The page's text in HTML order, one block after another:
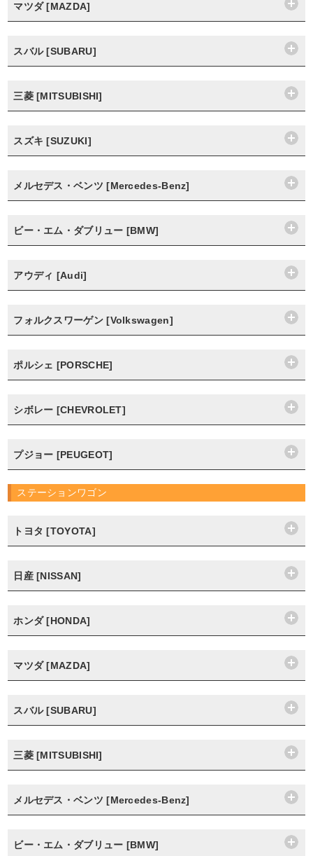
マツダ [MAZDA]
スバル [SUBARU]
三菱 [MITSUBISHI]
スズキ [SUZUKI]
メルセデス・ベンツ [Mercedes-Benz]
ビー・エム・ダブリュー [BMW]
アウディ [Audi]
フォルクスワーゲン [Volkswagen]
ポルシェ [PORSCHE]
シボレー [CHEVROLET]
プジョー [PEUGEOT]
ステーションワゴン
トヨタ [TOYOTA]
日産 [NISSAN]
ホンダ [HONDA]
マツダ [MAZDA]
スバル [SUBARU]
三菱 [MITSUBISHI]
メルセデス・ベンツ [Mercedes-Benz]
ビー・エム・ダブリュー [BMW]